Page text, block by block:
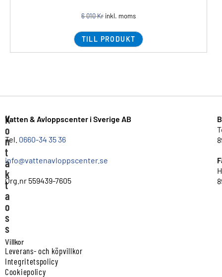
6 010Kr inkl. moms
TILL PRODUKT
K
o
n
t
a
k
t
a
o
s
s
Vatten & Avloppscenter i Sverige AB
Tel. 0660-34 35 36
info@vattenavloppscenter.se
Org.nr 559439-7605
Villkor
Leverans- och köpvillkor
Integritetspolicy
Cookiepolicy